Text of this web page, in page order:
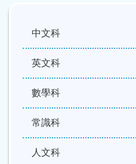
中文科
英文科
數學科
常識科
人文科